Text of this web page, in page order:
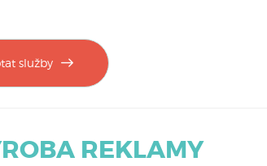
služby
REKLAMY